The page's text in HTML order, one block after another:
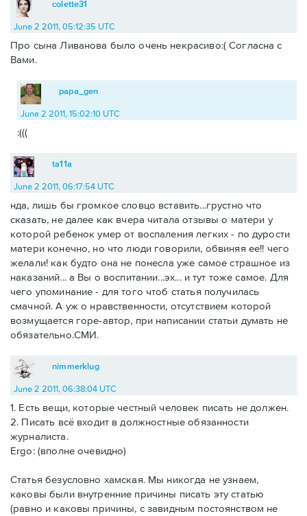
colette31
June 2 2011, 05:12:35 UTC
Про сына Ливанова было очень некрасиво:( Согласна с
Вами.
papa_gen
June 2 2011, 15:02:10 UTC
:(((
ta11a
June 2 2011, 06:17:54 UTC
нда, лишь бы громкое словцо вставить...грустно что
сказать, не далее как вчера читала отзывы о матери у
которой ребенок умер от воспаления легких - по дурости
матери конечно, но что люди говорили, обвиняя ее!! чего
желали! как будто она не понесла уже самое страшное из
наказаний... а Вы о воспитании...эх... и тут тоже самое. Для
чего упоминание - для того чтоб статья получилась
смачной. А уж о нравственности, отсутствием которой
возмущается горе-автор, при написании статьи думать не
обязательно.СМИ.
nimmerklug
June 2 2011, 06:38:04 UTC
1. Есть вещи, которые честный человек писать не должен.
2. Писать всё входит в должностные обязанности
журналиста.
Ergo: (вполне очевидно)
Статья безусловно хамская. Мы никогда не узнаем,
каковы были внутренние причины писать эту статью
(равно и каковы причины, с завидным постоянством не